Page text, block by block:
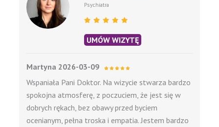
Psychiatra
UMÓW WIZYTĘ
Martyna 2026-03-09
Wspaniała Pani Doktor. Na wizycie stwarza bardzo
spokojna atmosferę, z poczuciem, że jest się w
dobrych rękach, bez obawy przed byciem
ocenianym, pełna troska i empatia. Jestem bardzo